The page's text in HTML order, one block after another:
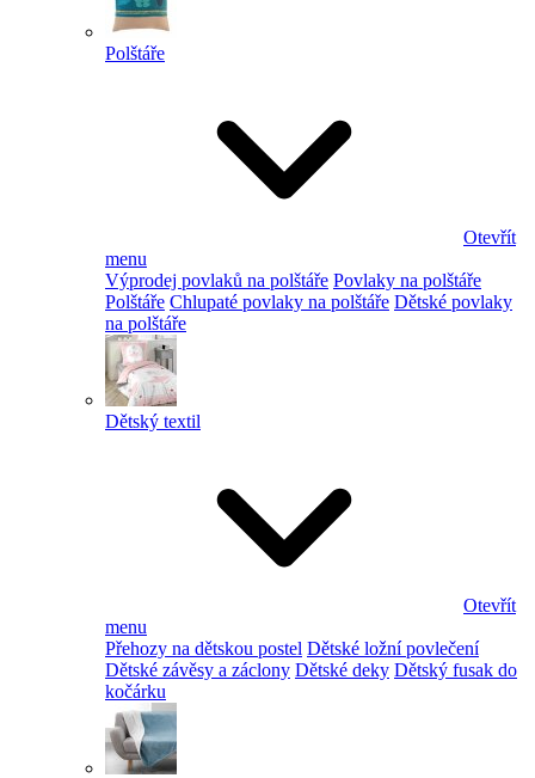
Polštáře
Otevřít
menu
Výprodej povlaků na polštáře Povlaky na polštáře
Polštáře Chlupaté povlaky na polštáře Dětské povlaky
na polštáře
Dětský textil
Otevřít
menu
Přehozy na dětskou postel Dětské ložní povlečení
Dětské závěsy a záclony Dětské deky Dětský fusak do
kočárku